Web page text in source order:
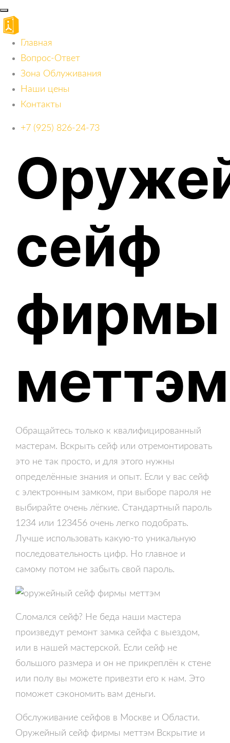
Главная
Вопрос-Ответ
Зона Облуживания
Наши цены
Контакты
+7 (925) 826-24-73
сейф
фирмы
меттэм
Обращайтесь только к квалифицированный
мастерам. Вскрыть сейф или отремонтировать
это не так просто, и для этого нужны
определённые знания и опыт. Если у вас сейф
с электронным замком, при выборе пароля не
выбирайте очень лёгкие. Стандартный пароль
1234 или 123456 очень легко подобрать.
Лучше использовать какую-то уникальную
последовательность цифр. Но главное и
самому потом не забыть свой пароль.
Сломался сейф? Не беда наши мастера
произведут ремонт замка сейфа с выездом,
или в нашей мастерской. Если сейф не
большого размера и он не прикреплён к стене
или полу вы можете привезти его к нам. Это
поможет сэкономить вам деньги.
Обслуживание сейфов в Москве и Области.
Оружейный сейф фирмы меттэм Вскрытие и